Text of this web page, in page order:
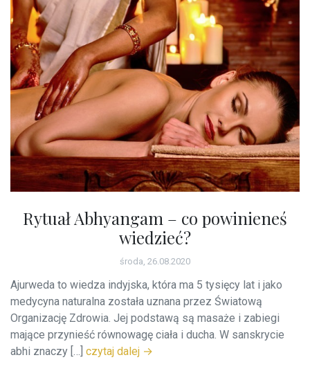
Rytuał Abhyangam – co powinieneś
wiedzieć?
środa, 26.08.2020
Ajurweda to wiedza indyjska, która ma 5 tysięcy lat i jako
medycyna naturalna została uznana przez Światową
Organizację Zdrowia. Jej podstawą są masaże i zabiegi
mające przynieść równowagę ciała i ducha. W sanskrycie
abhi znaczy […] czytaj dalej →